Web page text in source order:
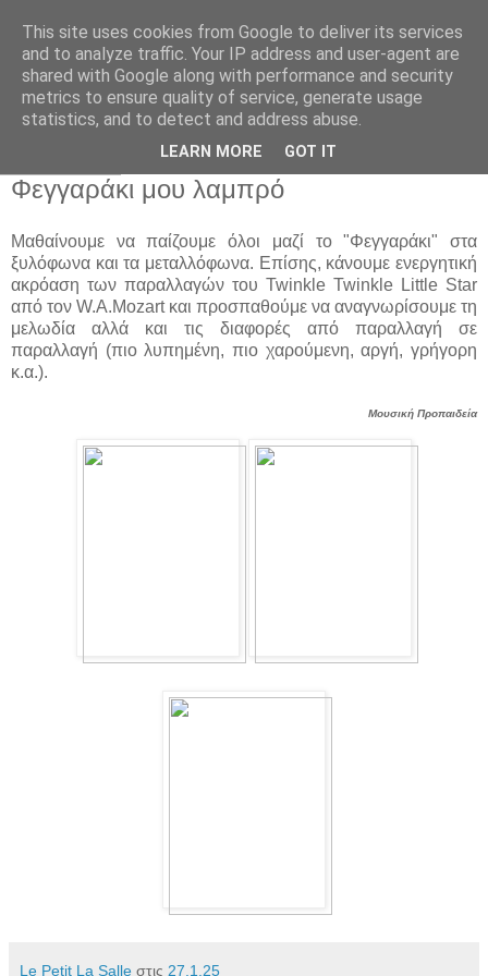
Παιδικός Σταθμός-
Νηπιαγωγείο "ΔΕΛΑΣΑΛ"
Φεγγαράκι μου λαμπρό
Μαθαίνουμε να παίζουμε όλοι μαζί το "Φεγγαράκι" στα
ξυλόφωνα και τα μεταλλόφωνα. Επίσης, κάνουμε ενεργητική
ακρόαση των παραλλαγών του Twinkle Twinkle Little Star
από τον W.A.Mozart και προσπαθούμε να αναγνωρίσουμε τη
μελωδία αλλά και τις διαφορές από παραλλαγή σε
παραλλαγή (πιο λυπημένη, πιο χαρούμενη, αργή, γρήγορη
κ.α.).
Μουσική Προπαιδεία
Le Petit La Salle στις 27.1.25
This site uses cookies from Google to deliver its services
and to analyze traffic. Your IP address and user-agent are
shared with Google along with performance and security
metrics to ensure quality of service, generate usage
statistics, and to detect and address abuse.
LEARN MORE GOT IT